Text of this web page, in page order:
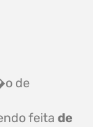
de
feita de